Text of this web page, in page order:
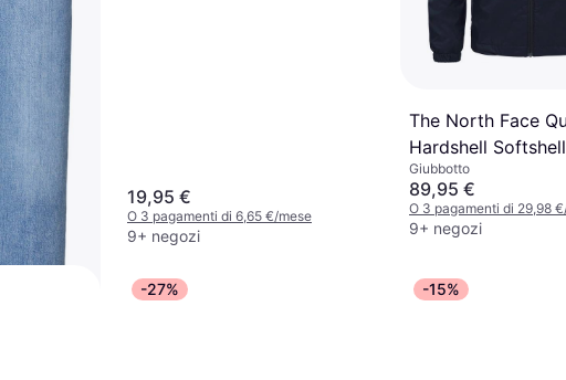
19,95 €
O 3 pagamenti di 6,65 €/mese
9+ negozi
The North Face
Hardshell
Black/Bianco
Giubbotto
89,95 €
O 3 pagamenti di 29,98
9+ negozi
-27% -15%